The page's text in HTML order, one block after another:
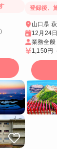
登録後、
山口県
12月24
業務全般
1,150円